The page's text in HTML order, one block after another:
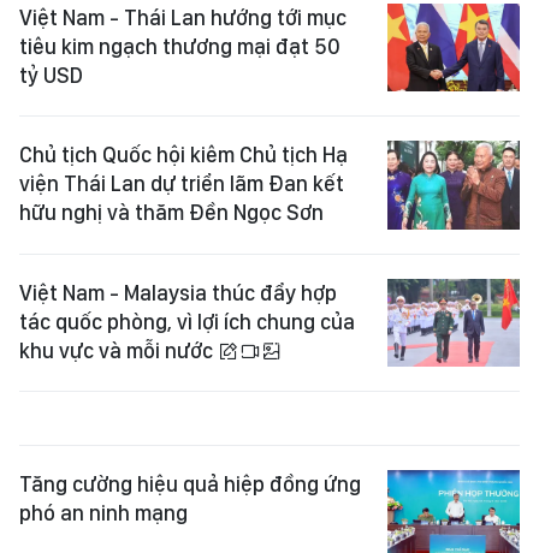
Việt Nam - Thái Lan hướng tới mục
tiêu kim ngạch thương mại đạt 50
tỷ USD
Chủ tịch Quốc hội kiêm Chủ tịch Hạ
viện Thái Lan dự triển lãm Đan kết
hữu nghị và thăm Đền Ngọc Sơn
Việt Nam - Malaysia thúc đẩy hợp
tác quốc phòng, vì lợi ích chung của
khu vực và mỗi nước
Tăng cường hiệu quả hiệp đồng ứng
phó an ninh mạng